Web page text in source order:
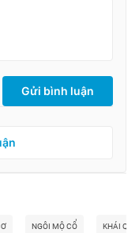
Gửi bình luận
NGÔI MỘ CỔ KHÁI